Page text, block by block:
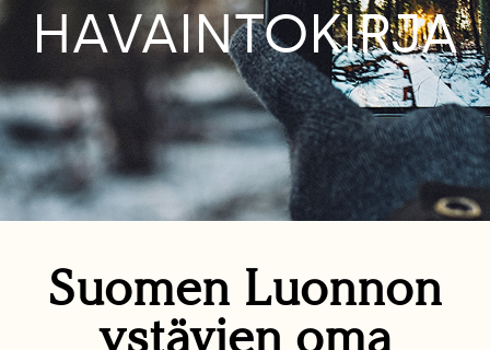
HAVAINTOKIRJA
Suomen Luonnon